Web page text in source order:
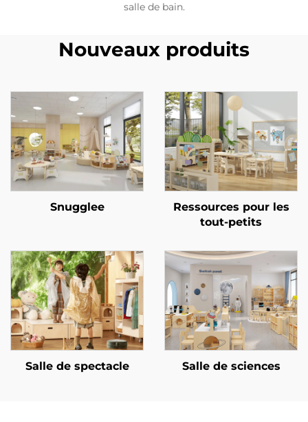
salle de bain.
Nouveaux produits
Snugglee
Ressources pour les
tout-petits
Salle de spectacle Salle de sciences